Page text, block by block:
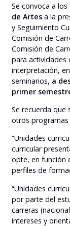
Se convoca a los
de Artes a la
y Seguimiento
Comisión de
Comisión de
para actividades
interpretación,
seminarios, a
primer
Se recuerda que
otros programas
“Unidades
curricular
opte, en función
perfiles de
“Unidades
por parte del
carreras
intereses y